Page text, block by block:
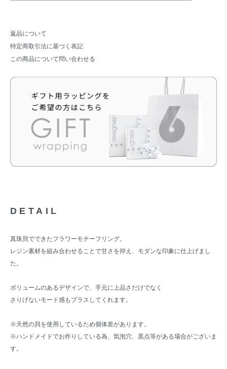
返品について
特定商取引法に基づく表記
この商品について問い合わせる
DETAIL
真珠貝でできたフラワーモチーフリング。
レジン素材を組み合わせることで甘さを抑え、モダンな印象に仕上げまし
た。
ボリュームのあるデザインで、手元に上品さだけでなく
さりげないモード感もプラスしてくれます。
※天然の貝を使用しているため個体差があります。
※ハンドメイドでお作りしている為、気泡穴、黒点等がある場合がございま
す。